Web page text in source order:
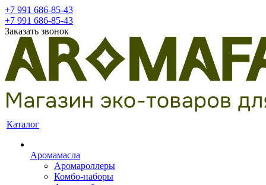
+7 991 686-85-43
+7 991 686-85-43
Заказать звонок
Каталог
Аромамасла
Аромароллеры
Комбо-наборы